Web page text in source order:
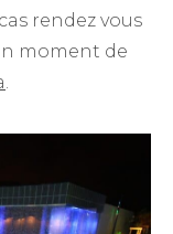
rendez vous
moment de